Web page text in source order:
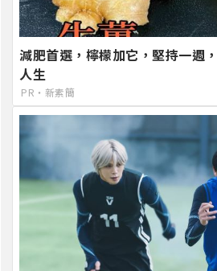
減肥首選，檸檬加它，堅持一週
人生
PR・新素簡